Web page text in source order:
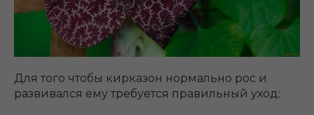
Для того чтобы кирказон нормально рос и
развивался ему требуется правильный уход: